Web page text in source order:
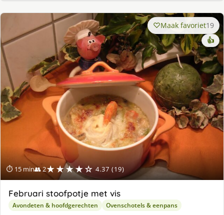
⏱ 15 min👥 2★★★★☆ 4.37 (19)
Maak favoriet19
👍
Februari stoofpotje met vis
Avondeten & hoofdgerechten Ovenschotels & eenpans